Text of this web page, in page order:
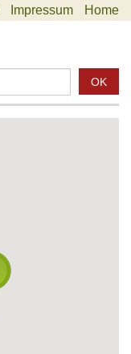
Impressum Home
OK